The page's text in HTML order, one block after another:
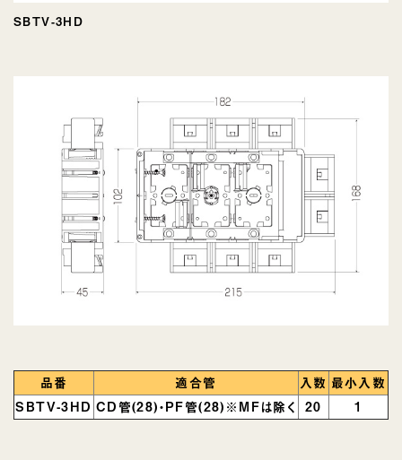
SBTV-3HD
品番 適合管 入数 最小入数
SBTV-3HD CD管(28)・PF管(28)※MFは除く 20 1